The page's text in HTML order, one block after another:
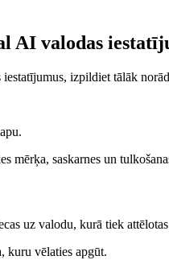
AI valodas
izpildiet tālāk
mērķa, saskarnes un
uz valodu, kurā tiek
kuru vēlaties apgūt.